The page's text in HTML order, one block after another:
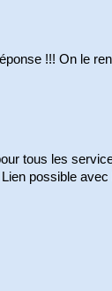
!!! On le
tous les
Lien possible